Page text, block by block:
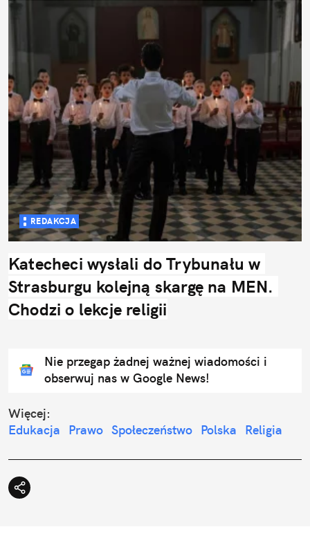
REDAKCJA
Katecheci wysłali do Trybunału w
Strasburgu kolejną skargę na MEN.
Chodzi o lekcje religii
Nie przegap żadnej ważnej wiadomości i
obserwuj nas w Google News!
Więcej:
Edukacja
Prawo Społeczeństwo Polska Religia